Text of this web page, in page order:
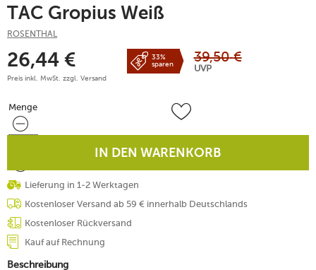
TAC Gropius Weiß
ROSENTHAL
26,44 €
Preis inkl. MwSt. zzgl. Versand
33%
sparen
39,50 €
UVP
Menge
Menge
IN DEN WARENKORB
Lieferung in 1-2 Werktagen
Kostenloser Versand ab 59 € innerhalb Deutschlands
Kostenloser Rückversand
Kauf auf Rechnung
Beschreibung